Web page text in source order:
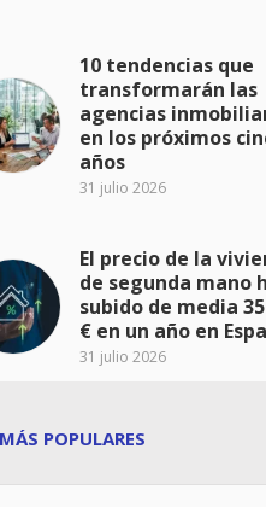
10 tendencias que
transformarán las
agencias
en los próximos
años
31 julio 2026
El precio de la
de segunda mano
subido de media
€ en un año en
31 julio 2026
POPULARES